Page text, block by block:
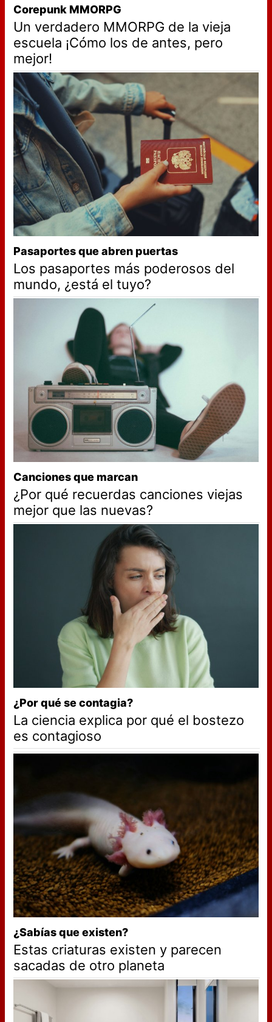
Corepunk MMORPG
Un verdadero MMORPG de la vieja
escuela ¡Cómo los de antes, pero
mejor!
Pasaportes que abren puertas
Los pasaportes más poderosos del
mundo, ¿está el tuyo?
Canciones que marcan
¿Por qué recuerdas canciones viejas
mejor que las nuevas?
¿Por qué se contagia?
La ciencia explica por qué el bostezo
es contagioso
¿Sabías que existen?
Estas criaturas existen y parecen
sacadas de otro planeta